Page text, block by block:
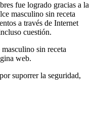
fue logrado gracias a la
masculino sin receta
a través de Internet
cuestión.
sin receta
web.
suporrer la seguridad,